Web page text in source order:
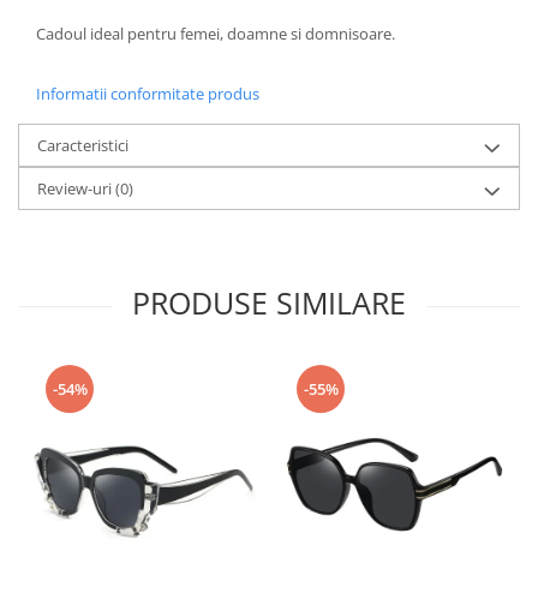
Cadoul ideal pentru femei, doamne si domnisoare.
Informatii conformitate produs
Caracteristici
Review-uri(0)
PRODUSE SIMILARE
-54% -55%